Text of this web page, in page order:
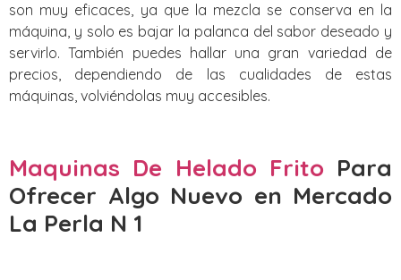
son muy eficaces, ya que la mezcla se conserva en la
máquina, y solo es bajar la palanca del sabor deseado y
servirlo. También puedes hallar una gran variedad de
precios, dependiendo de las cualidades de estas
máquinas, volviéndolas muy accesibles.
Maquinas De Helado Frito Para
Ofrecer Algo Nuevo en Mercado
La Perla N 1